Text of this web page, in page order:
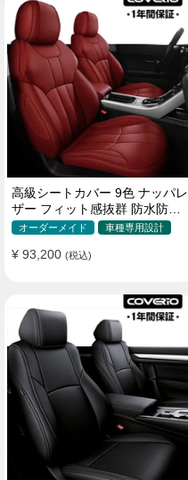
高級シートカバー 9色 ナッパレ
ザー フィット感抜群 防水防汚
オーダーメイド 全席セット
オーダーメイド 車種専用設計
¥ 93,200 (税込)